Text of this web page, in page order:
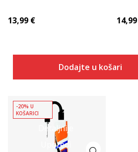
13,99 €
Dodajte u košaricu
14,99
Detaljnije
Uporedi
-20% U
KOŠARICI